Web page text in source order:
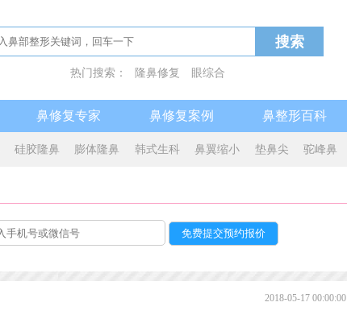
搜索
热门搜索： 隆鼻修复 眼综合
鼻修复专家 鼻修复案例 鼻整形百科
硅胶隆鼻 膨体隆鼻 韩式生科 鼻翼缩小 垫鼻尖 驼峰鼻
2018-05-17 00:00:00